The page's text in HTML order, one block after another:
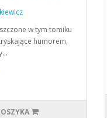
w tym tomiku
humorem,